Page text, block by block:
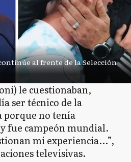
al frente de la Selección
le cuestionaban,
ser técnico de la
porque no tenía
fue campeón mundial.
mi experiencia...”,
televisivas.